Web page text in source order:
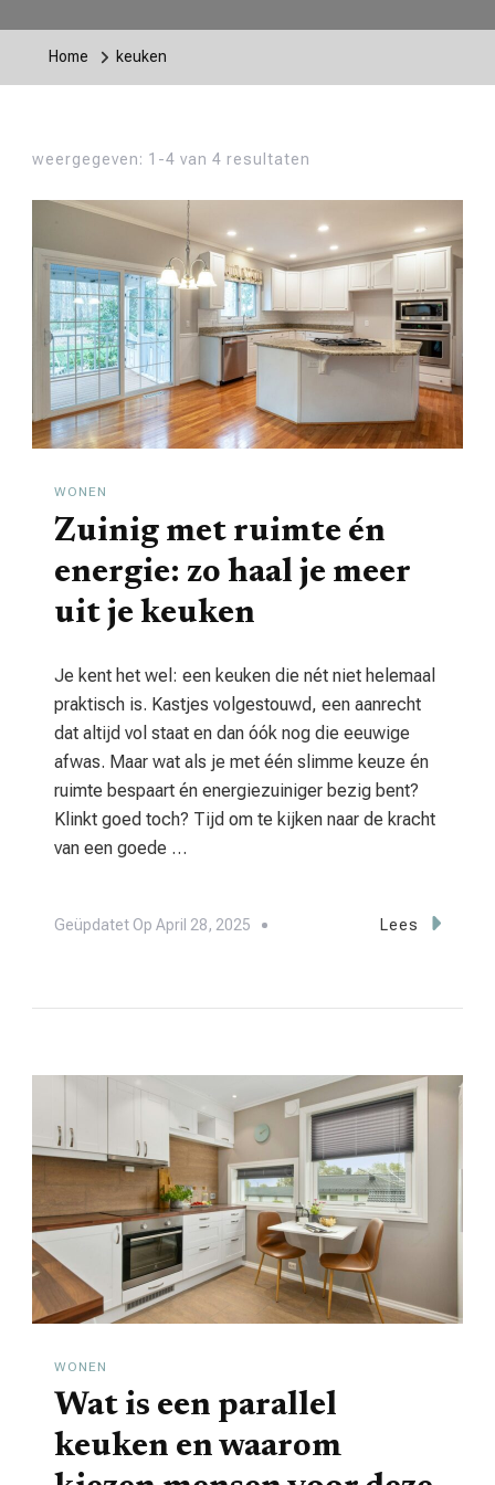
Home keuken
weergegeven: 1-4 van 4 resultaten
WONEN
Zuinig met ruimte én
energie: zo haal je meer
uit je keuken
Je kent het wel: een keuken die nét niet helemaal
praktisch is. Kastjes volgestouwd, een aanrecht
dat altijd vol staat en dan óók nog die eeuwige
afwas. Maar wat als je met één slimme keuze én
ruimte bespaart én energiezuiniger bezig bent?
Klinkt goed toch? Tijd om te kijken naar de kracht
van een goede …
Geüpdatet Op April 28, 2025 Lees
WONEN
Wat is een parallel
keuken en waarom